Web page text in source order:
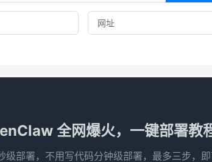
全网爆火，一键部署教
部署，不用写代码分钟级部署，最多三步，